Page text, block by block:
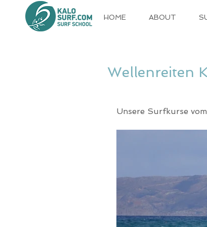
HOME ABOUT
Wellenreiten
Unsere Surfkurse